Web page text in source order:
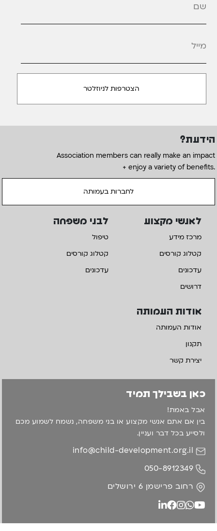
הידעת?
Association members can really make an impact
+ enjoy a variety of benefits.
לחברות בעמותה
אודות העמותה
אודות העמותה
תקנון
יצירת קשר
לאנשי מקצוע
מרכז מידע
קטלוג קורסים
עדכונים
דרושים
לבני משפחה
טיפול
קטלוג קורסים
עדכונים
כאן בשבילך תמיד
אבל באמת!
בין אם אתם אנשי מקצוע או בני משפחה, נשמח לשמוע מכם
ולסייע בכל דבר ועניין.
info@child-development.org.il
050-8912349
רחוב פרישמן 6 ירושלים